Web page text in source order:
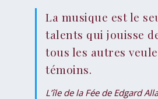
La musique est le
talents qui jouisse
tous les autres
témoins.
L’île de la Fée de Edgard